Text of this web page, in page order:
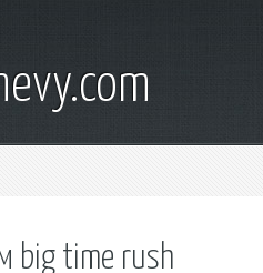
big time rush